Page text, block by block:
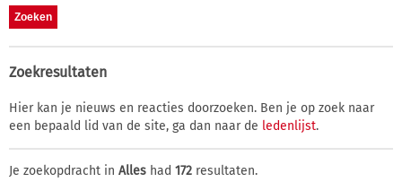
Zoekresultaten
Hier kan je nieuws en reacties doorzoeken. Ben je op zoek naar
een bepaald lid van de site, ga dan naar de ledenlijst.
Je zoekopdracht in Alles had 172 resultaten.